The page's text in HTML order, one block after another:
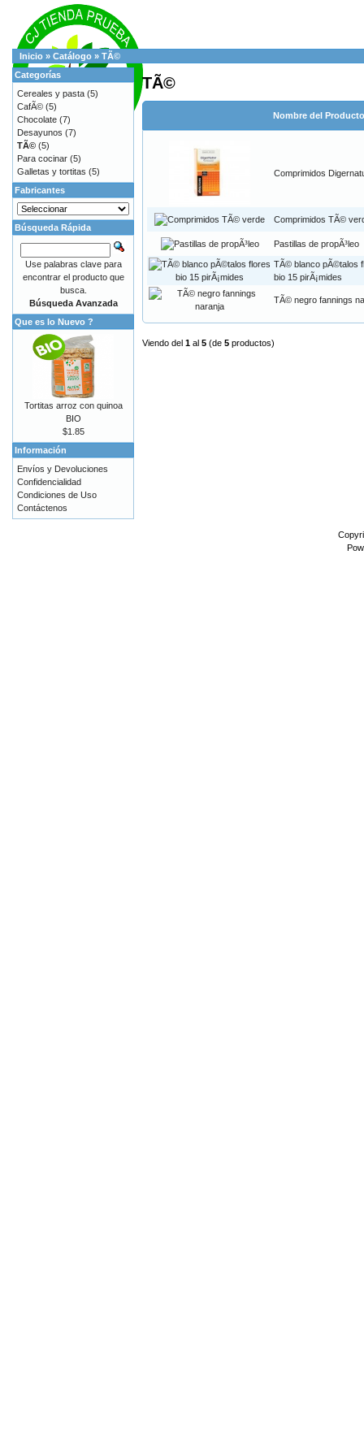
Inicio » Catálogo » TÃ©
TÃ©
Nombre del
Comprimidos
Comprimidos TÃ©
Pastillas de propÃ³leo
TÃ© blanco pÃ©talos
bio 15 pirÃ¡mides
TÃ© negro fannings
Viendo del 1 al 5 (de 5 productos)
Categorías
Cereales y pasta (5)
CafÃ© (5)
Chocolate (7)
Desayunos (7)
TÃ© (5)
Para cocinar (5)
Galletas y tortitas (5)
Fabricantes
Búsqueda Rápida
Use palabras clave para
encontrar el producto que
busca.
Búsqueda Avanzada
Que es lo Nuevo ?
Tortitas arroz con quinoa
BIO
$1.85
Información
Envíos y Devoluciones
Confidencialidad
Condiciones de Uso
Contáctenos